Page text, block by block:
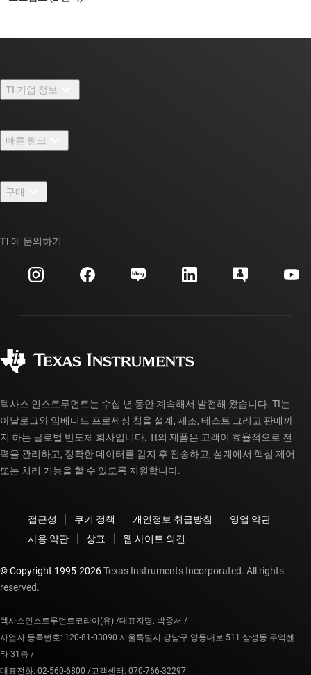
TI 기업 정보
채용
뉴스룸
이벤트
투자 관계
빠른 링크
TI E2E™ 설계 지원 포럼
대체품 검색
고객 지원 센터
myTI 계정 FAQ
구매
주문 FAQ
TI 에 문의하기
텍사스 인스트루먼트는 수십 년 동안 계속해서 발전해 왔습니다. TI는
아날로그와 임베디드 프로세싱 칩을 설계, 제조, 테스트 그리고 판매까
지 하는 글로벌 반도체 회사입니다. TI의 제품은 고객이 효율적으로 전
력을 관리하고, 정확한 데이터를 감지 후 전송하고, 설계에서 핵심 제어
또는 처리 기능을 할 수 있도록 지원합니다.
접근성 쿠키 정책 개인정보 취급방침
영업 약관
사용 약관
상표 웹 사이트 의견
© Copyright 1995-2026Texas Instruments Incorporated. All rights
reserved.
텍사스인스트루먼트코리아(유) /대표자명: 박중서 /
사업자 등록번호: 120-81-03090 서울특별시 강남구 영동대로 511 삼성동 무역센
타 31층 /
대표전화: 02-560-6800 /고객센터: 070-766-32297